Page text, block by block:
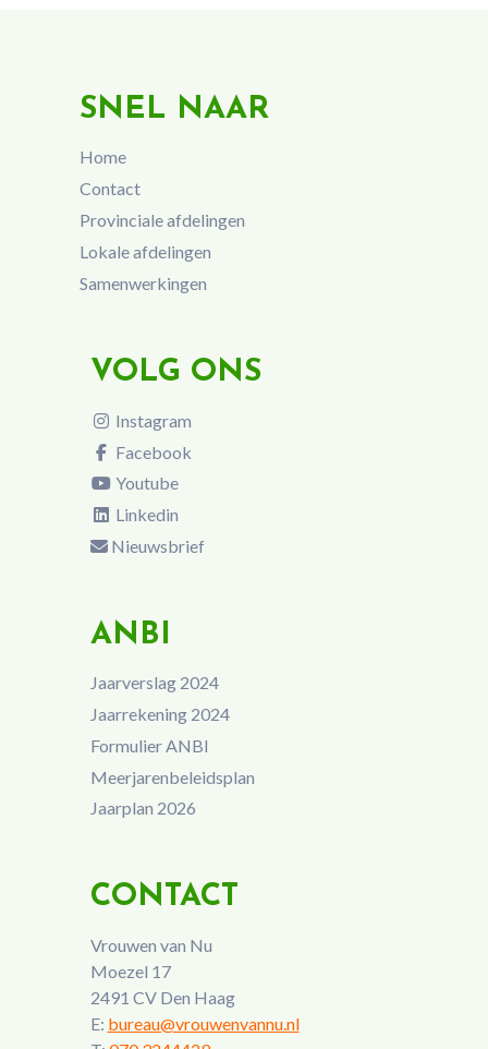
SNEL NAAR
Home
Contact
Provinciale afdelingen
Lokale afdelingen
Samenwerkingen
VOLG ONS
Instagram
Facebook
Youtube
Linkedin
Nieuwsbrief
ANBI
Jaarverslag 2024
Jaarrekening 2024
Formulier ANBI
Meerjarenbeleidsplan
Jaarplan 2026
CONTACT
Vrouwen van Nu
Moezel 17
2491 CV Den Haag
E: bureau@vrouwenvannu.nl